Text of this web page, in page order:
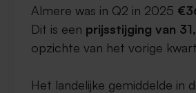
Almere was in Q2 in 2025
Dit is een prijsstijging van
opzichte van het vorige
Het landelijke gemiddelde in